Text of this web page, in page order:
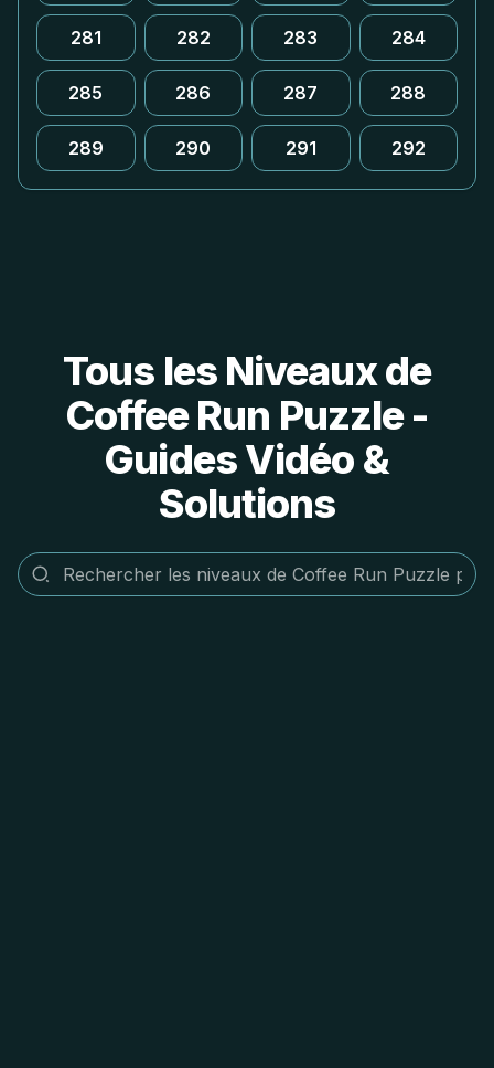
281 282 283 284
285 286 287 288
289 290 291 292
Tous les Niveaux de
Coffee Run Puzzle -
Guides Vidéo &
Solutions